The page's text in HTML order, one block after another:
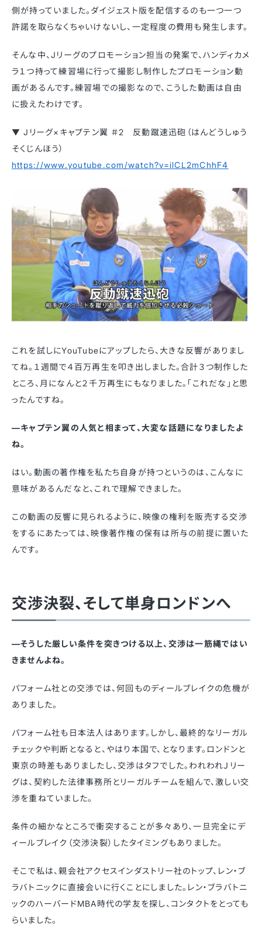
側が持っていました。ダイジェスト版を配信するのも一つ一つ
許諾を取らなくちゃいけないし、一定程度の費用も発生します。
そんな中、Jリーグのプロモーション担当の発案で、ハンディカメ
ラ１つ持って練習場に行って撮影し制作したプロモーション動
画があるんです。練習場での撮影なので、こうした動画は自由
に扱えたわけです。
▼ Jリーグ×キャプテン翼 ＃2 反動蹴速迅砲（はんどうしゅう
そくじんほう）
https://www.youtube.com/watch?v=ilCL2mChhF4
これを試しにYouTubeにアップしたら、大きな反響がありまし
てね。１週間で４百万再生を叩き出しました。合計３つ制作した
ところ、月になんと２千万再生にもなりました。「これだな」と思
ったんですね。
—キャプテン翼の人気と相まって、大変な話題になりましたよ
ね。
はい。動画の著作権を私たち自身が持つというのは、こんなに
意味があるんだなと、これで理解できました。
この動画の反響に見られるように、映像の権利を販売する交渉
をするにあたっては、映像著作権の保有は所与の前提に置いた
んです。
交渉決裂、そして単身ロンドンへ
—そうした厳しい条件を突きつける以上、交渉は一筋縄ではい
きませんよね。
パフォーム社との交渉では、何回ものディールブレイクの危機が
ありました。
パフォーム社も日本法人はあります。しかし、最終的なリーガル
チェックや判断となると、やはり本国で、となります。ロンドンと
東京の時差もありましたし、交渉はタフでした。われわれＪリー
グは、契約した法律事務所とリーガルチームを組んで、激しい交
渉を重ねていました。
条件の細かなところで衝突することが多々あり、一旦完全にデ
ィールブレイク（交渉決裂）したタイミングもありました。
そこで私は、親会社アクセスインダストリー社のトップ、レン・ブ
ラバトニックに直接会いに行くことにしました。レン・ブラバトニ
ックのハーバードMBA時代の学友を探し、コンタクトをとっても
らいました。